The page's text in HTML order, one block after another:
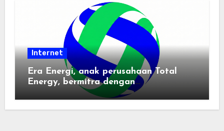
Internet
Era Energi, anak perusahaan Total
Energy, bermitra dengan
Zhuochuangtong untuk mempercepat
transisi energi Indonesia — raksasa